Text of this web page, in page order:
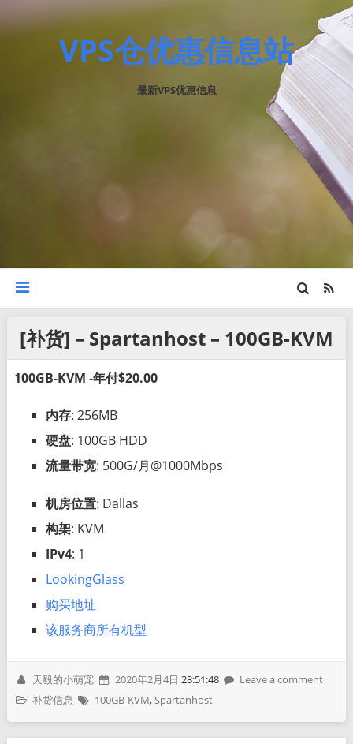
VPS仓优惠信息站
最新VPS优惠信息
[补货] – Spartanhost – 100GB-KVM
100GB-KVM -年付$20.00
内存: 256MB
硬盘: 100GB HDD
流量带宽: 500G/月@1000Mbps
机房位置: Dallas
构架: KVM
IPv4: 1
LookingGlass
购买地址
该服务商所有机型
天毅的小萌宠 2020年2月4日 23:51:48
Leave a comment
补货信息
100GB-KVM,Spartanhost